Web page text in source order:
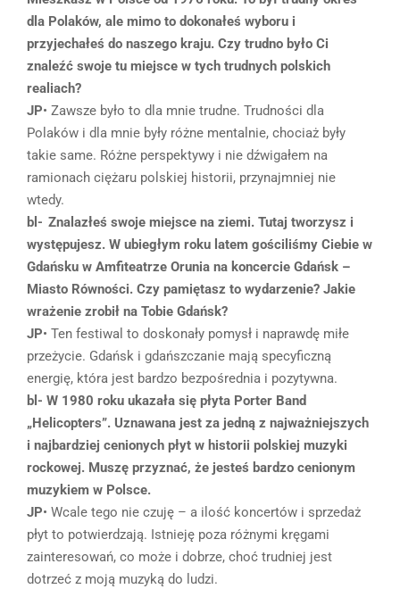
dla Polaków, ale mimo to dokonałeś wyboru i
przyjechałeś do naszego kraju. Czy trudno było Ci
znaleźć swoje tu miejsce w tych trudnych polskich
realiach?
JP• Zawsze było to dla mnie trudne. Trudności dla
Polaków i dla mnie były różne mentalnie, chociaż były
takie same. Różne perspektywy i nie dźwigałem na
ramionach ciężaru polskiej historii, przynajmniej nie
wtedy.
bl- Znalazłeś swoje miejsce na ziemi. Tutaj tworzysz i
występujesz. W ubiegłym roku latem gościliśmy Ciebie w
Gdańsku w Amfiteatrze Orunia na koncercie Gdańsk –
Miasto Równości. Czy pamiętasz to wydarzenie? Jakie
wrażenie zrobił na Tobie Gdańsk?
JP• Ten festiwal to doskonały pomysł i naprawdę miłe
przeżycie. Gdańsk i gdańszczanie mają specyficzną
energię, która jest bardzo bezpośrednia i pozytywna.
bl- W 1980 roku ukazała się płyta Porter Band
„Helicopters”. Uznawana jest za jedną z najważniejszych
i najbardziej cenionych płyt w historii polskiej muzyki
rockowej. Muszę przyznać, że jesteś bardzo cenionym
muzykiem w Polsce.
JP• Wcale tego nie czuję – a ilość koncertów i sprzedaż
płyt to potwierdzają. Istnieję poza różnymi kręgami
zainteresowań, co może i dobrze, choć trudniej jest
dotrzeć z moją muzyką do ludzi.